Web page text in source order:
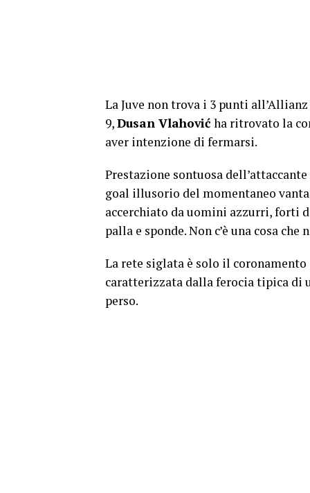
La Juve non trova i 3 punti
9,Dusan Vlahović ha ritrovato la
aver intenzione di fermarsi.
Prestazione sontuosa
goal illusorio del momentaneo
accerchiato da uomini azzurri, forti
palla e sponde. Non c’è una cosa
La rete siglata è solo il
caratterizzata dalla ferocia tipica di
perso.